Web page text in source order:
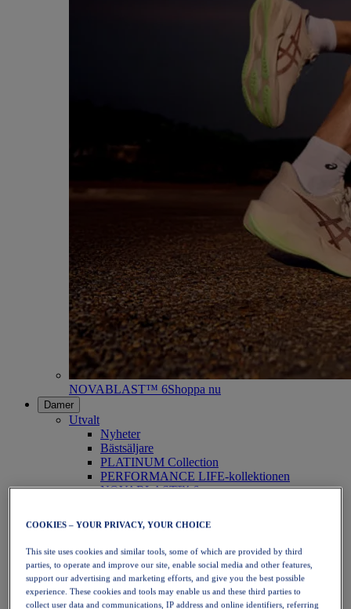
NOVABLAST™ 6Shoppa nu
Damer
Utvalt
Nyheter
Bästsäljare
PLATINUM Collection
PERFORMANCE LIFE-kollektionen
NOVABLAST™ 6
Löpning
Traillöpning
Tennis
Volleyboll
Handboll
Padel
Nätboll
COOKIES – YOUR PRIVACY, YOUR CHOICE
This site uses cookies and similar tools, some of which are provided by third
parties, to operate and improve our site, enable social media and other features,
support our advertising and marketing efforts, and give you the best possible
experience. These cookies and tools may enable us and these third parties to
collect user data and communications, IP address and online identifiers, referring